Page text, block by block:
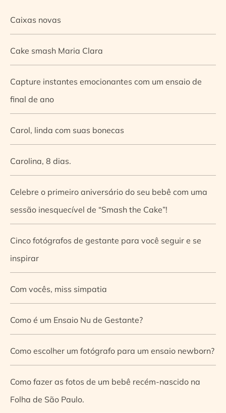
Caixas novas
Cake smash Maria Clara
Capture instantes emocionantes com um ensaio de
final de ano
Carol, linda com suas bonecas
Carolina, 8 dias.
Celebre o primeiro aniversário do seu bebê com uma
sessão inesquecível de “Smash the Cake”!
Cinco fotógrafos de gestante para você seguir e se
inspirar
Com vocês, miss simpatia
Como é um Ensaio Nu de Gestante?
Como escolher um fotógrafo para um ensaio newborn?
Como fazer as fotos de um bebê recém-nascido na
Folha de São Paulo.